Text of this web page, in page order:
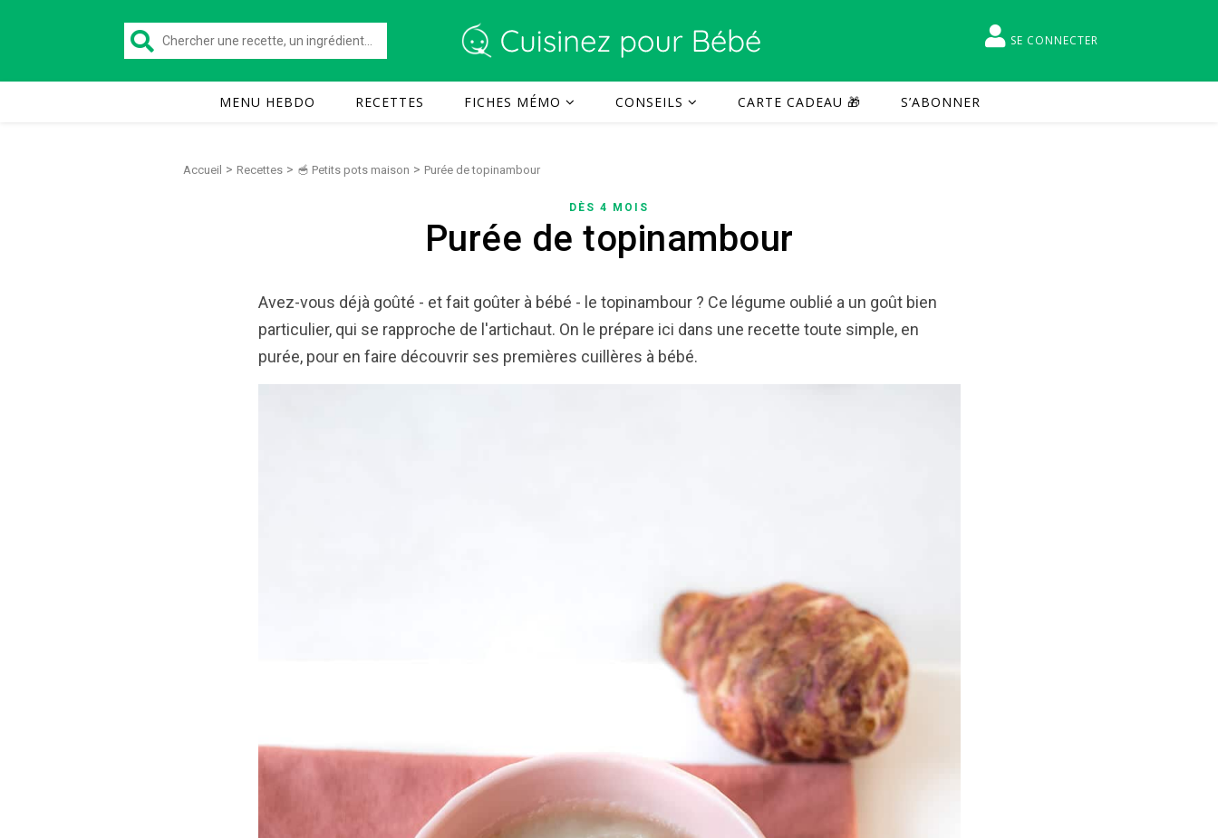
SE CONNECTER
MENU HEBDO RECETTES FICHES MÉMO CONSEILS CARTE CADEAU 🎁 S’ABONNER
Accueil > Recettes > 🥣 Petits pots maison > Purée de topinambour
DÈS 4 MOIS
Purée de topinambour
Avez-vous déjà goûté - et fait goûter à bébé - le topinambour ? Ce légume oublié a un goût bien
particulier, qui se rapproche de l'artichaut. On le prépare ici dans une recette toute simple, en
purée, pour en faire découvrir ses premières cuillères à bébé.